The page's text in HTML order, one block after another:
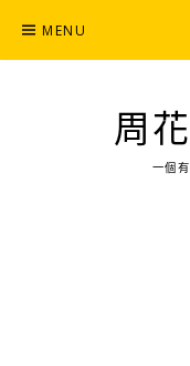
content
MENU
周
一個